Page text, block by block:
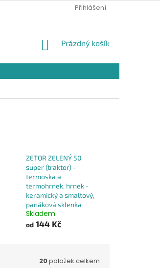
ÚDAJŮ Přihlášení
NÁKUPNÍ
Prázdný košík
ZETOR ZELENÝ 50
super (traktor) -
termoska a
termohrnek, hrnek -
keramický a smaltový,
panáková sklenka
Skladem
od144 Kč
20položek celkem